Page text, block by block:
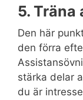
5.
Den här
den förra
stärka delar
du är